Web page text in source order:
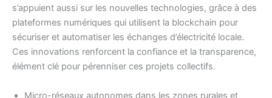
s’appuient aussi sur les nouvelles technologies, grâce à des
plateformes numériques qui utilisent la blockchain pour
sécuriser et automatiser les échanges d’électricité locale.
Ces innovations renforcent la confiance et la transparence,
élément clé pour pérenniser ces projets collectifs.
Micro-réseaux autonomes dans les zones rurales et